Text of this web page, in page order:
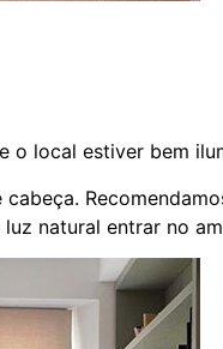
o local estiver bem
natural entrar no